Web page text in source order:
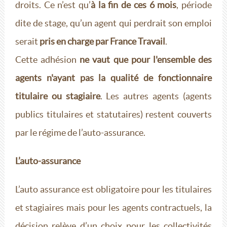
droits. Ce n’est qu’à la fin de ces 6 mois, période
dite de stage, qu’un agent qui perdrait son emploi
serait pris en charge par France Travail .
Cette adhésion ne vaut que pour l'ensemble des
agents n'ayant pas la qualité de fonctionnaire
titulaire ou stagiaire. Les autres agents (agents
publics titulaires et statutaires) restent couverts
par le régime de l’auto-assurance.
L’auto-assurance
L’auto assurance est obligatoire pour les titulaires
et stagiaires mais pour les agents contractuels, la